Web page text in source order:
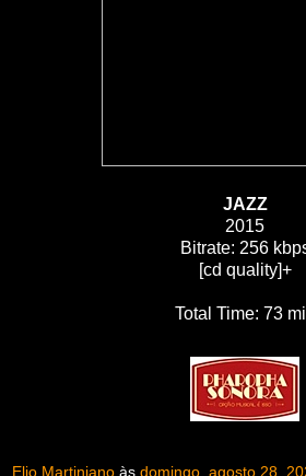
JAZZ
2015
Bitrate: 256
[cd quality]+
Total Time: 73
Elio Martiniano às domingo, agosto 28,